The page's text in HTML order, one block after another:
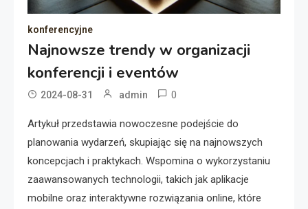
konferencyjne
Najnowsze trendy w organizacji
konferencji i eventów
2024-08-31 admin 0
Artykuł przedstawia nowoczesne podejście do
planowania wydarzeń, skupiając się na najnowszych
koncepcjach i praktykach. Wspomina o wykorzystaniu
zaawansowanych technologii, takich jak aplikacje
mobilne oraz interaktywne rozwiązania online, które